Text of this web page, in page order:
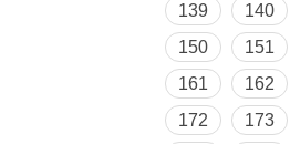
139
140
150
151
161
162
172
173